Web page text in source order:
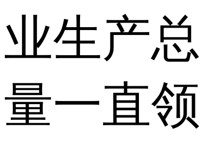
业生产总
量一直领